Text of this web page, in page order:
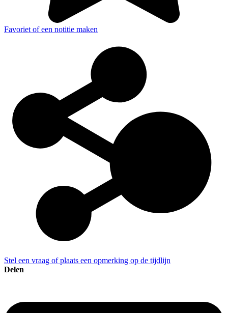
Favoriet of een notitie maken
Stel een vraag of plaats een opmerking op de tijdlijn
Delen